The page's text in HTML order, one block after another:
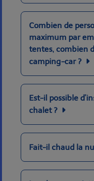
Combien de
maximum par
tentes, combien
camping-car ?
Est-il possible
chalet ?
Fait-il chaud la